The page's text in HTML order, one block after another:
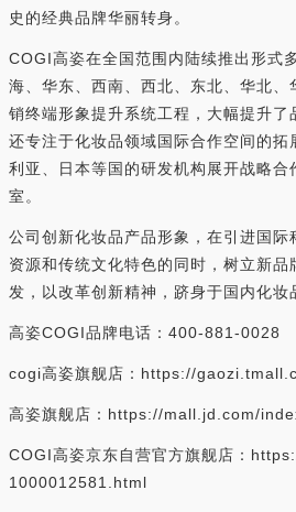
史的经典品牌华丽转身。
COGI高姿在全国范围内陆续推出形式
海、华东、西南、西北、东北、华北、
销终端形象提升系统工程，大幅提升了
还专注于化妆品领域国际合作空间的拓
利亚、日本等国的研发机构展开战略合
室。
公司创新化妆品产品形象，在引进国际
资源和传统文化特色的同时，树立新品
发，以改革创新精神，跻身于国内化妆
高姿COGI品牌电话：400-881-0028
cogi高姿旗舰店：https://
高姿旗舰店：https://mall.jd.com/
COGI高姿京东自营官方旗舰店：
1000012581.html